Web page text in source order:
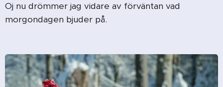
Oj nu drömmer jag vidare av förväntan vad
morgondagen bjuder på.